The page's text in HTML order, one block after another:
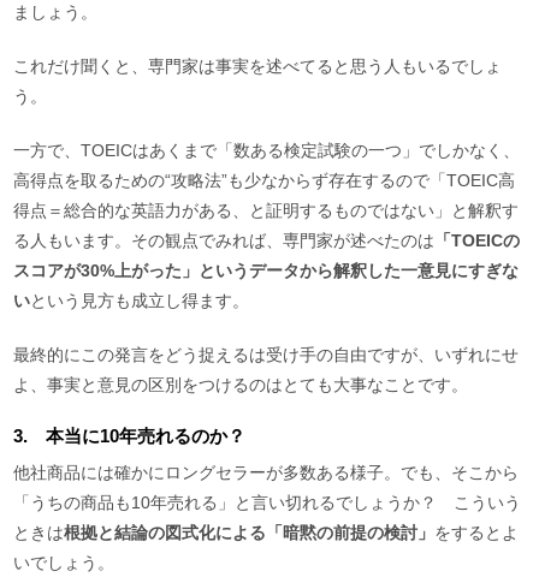
ましょう。
これだけ聞くと、専門家は事実を述べてると思う人もいるでしょ
う。
一方で、TOEICはあくまで「数ある検定試験の一つ」でしかなく、
高得点を取るための“攻略法”も少なからず存在するので「TOEIC高
得点＝総合的な英語力がある、と証明するものではない」と解釈す
る人もいます。その観点でみれば、専門家が述べたのは 「TOEICの
スコアが30%上がった」というデータから解釈した一意見にすぎな
いという見方も成立し得ます。
最終的にこの発言をどう捉えるは受け手の自由ですが、いずれにせ
よ、事実と意見の区別をつけるのはとても大事なことです。
3. 本当に10年売れるのか？
他社商品には確かにロングセラーが多数ある様子。でも、そこから
「うちの商品も10年売れる」と言い切れるでしょうか？ こういう
ときは根拠と結論の図式化による「暗黙の前提の検討」 をするとよ
いでしょう。